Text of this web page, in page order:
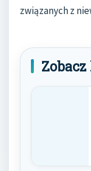
związanych z